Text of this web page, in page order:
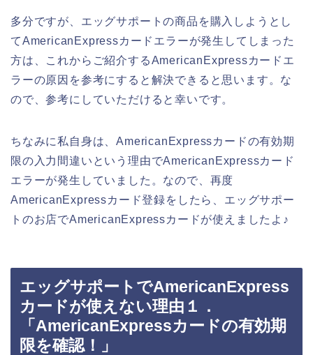
多分ですが、エッグサポートの商品を購入しようとし
てAmericanExpressカードエラーが発生してしまった
方は、これからご紹介するAmericanExpressカードエ
ラーの原因を参考にすると解決できると思います。な
ので、参考にしていただけると幸いです。
ちなみに私自身は、AmericanExpressカードの有効期
限の入力間違いという理由でAmericanExpressカード
エラーが発生していました。なので、再度
AmericanExpressカード登録をしたら、エッグサポー
トのお店でAmericanExpressカードが使えましたよ♪
エッグサポートでAmericanExpress
カードが使えない理由１．
「AmericanExpressカードの有効期
限を確認！」